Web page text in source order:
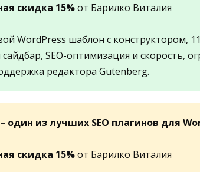
скидка 15%от Барилко Виталия
WordPress шаблон с конструктором,
SEO-оптимизация и скорость,
редактора Gutenberg.
– один из лучших SEO плагинов для
скидка 15%от Барилко Виталия